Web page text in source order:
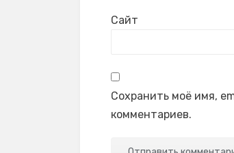
Сайт
Сохранить моё имя,
комментариев.